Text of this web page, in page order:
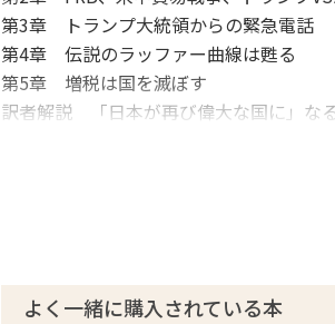
第3章 トランプ大統領からの緊急電話
第4章 伝説のラッファー曲線は甦る
第5章 増税は国を滅ぼす
訳者解説 「日本が再び偉大な国に」な
よく一緒に購入されている本